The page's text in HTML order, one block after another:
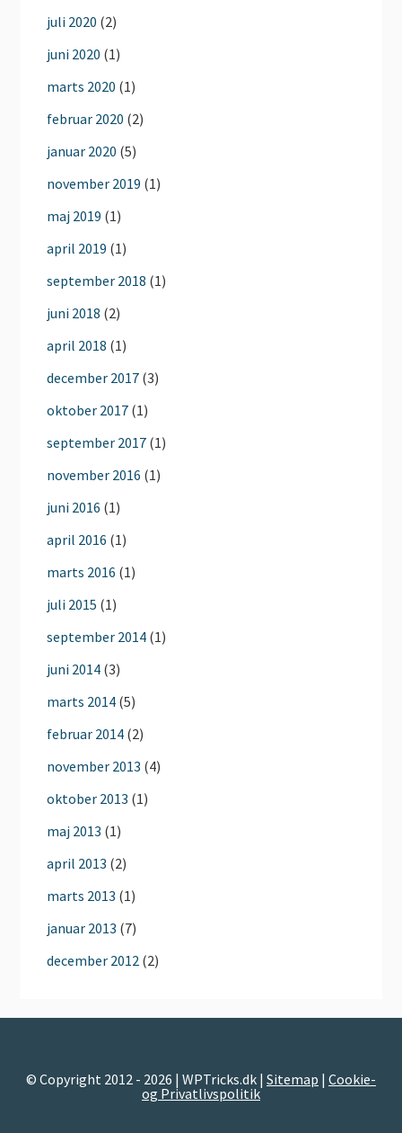
juli 2020 (2)
juni 2020 (1)
marts 2020 (1)
februar 2020 (2)
januar 2020 (5)
november 2019 (1)
maj 2019 (1)
april 2019 (1)
september 2018 (1)
juni 2018 (2)
april 2018 (1)
december 2017 (3)
oktober 2017 (1)
september 2017 (1)
november 2016 (1)
juni 2016 (1)
april 2016 (1)
marts 2016 (1)
juli 2015 (1)
september 2014 (1)
juni 2014 (3)
marts 2014 (5)
februar 2014 (2)
november 2013 (4)
oktober 2013 (1)
maj 2013 (1)
april 2013 (2)
marts 2013 (1)
januar 2013 (7)
december 2012 (2)
© Copyright 2012 - 2026 | WPTricks.dk | Sitemap | Cookie-
og Privatlivspolitik